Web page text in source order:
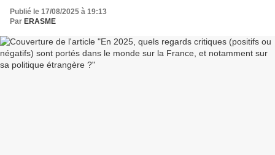
?
Publié le 17/08/2025 à 19:13
Par ERASME